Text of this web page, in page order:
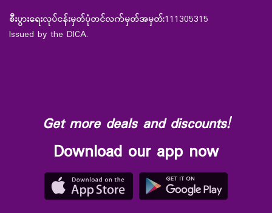
စီးပွားရေးလုပ်ငန်းမှတ်ပုံတင်လက်မှတ်အမှတ်:111305315
Issued by the DICA.
Get more deals and discounts!
Download our app now